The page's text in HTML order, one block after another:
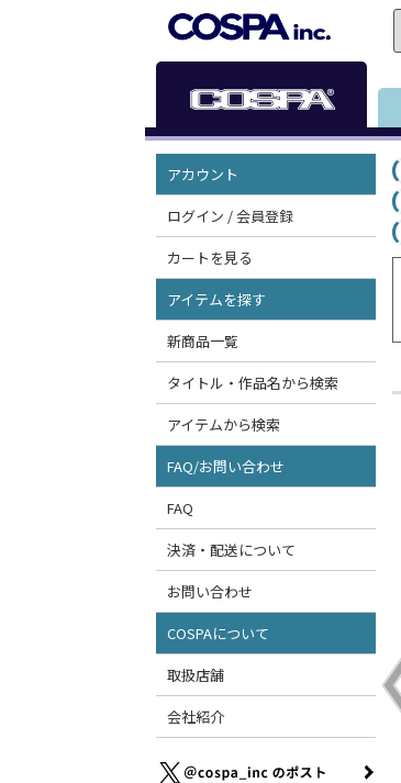
アカウント
ログイン / 会員登録
カートを見る
アイテムを探す
新商品一覧
タイトル・作品名から検索
アイテムから検索
FAQ/お問い合わせ
FAQ
決済・配送について
お問い合わせ
COSPAについて
取扱店舗
会社紹介